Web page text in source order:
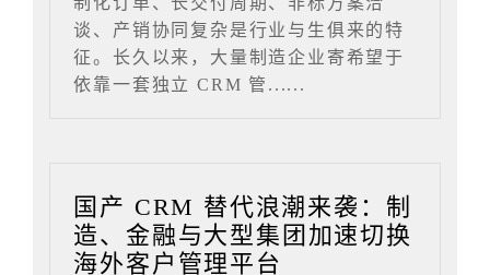
谈、产销协同复杂是行业与生俱来的特
征。长久以来，大量制造企业寄希望于
依靠一套独立 CRM 管......
国产 CRM 替代浪潮来袭：制
造、金融与大型集团加速切换
海外客户管理平台